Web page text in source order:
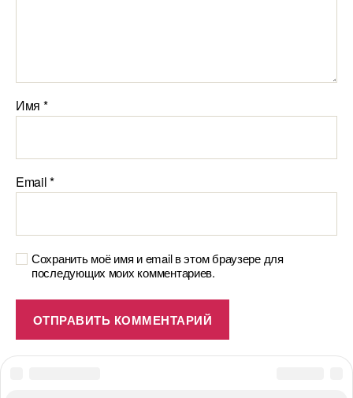
Имя *
Email*
Сохранить моё имя и email в этом браузере для
последующих моих комментариев.